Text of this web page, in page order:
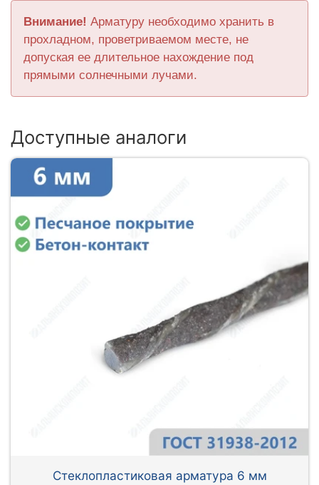
Внимание! Арматуру необходимо хранить в
прохладном, проветриваемом месте, не
допуская ее длительное нахождение под
прямыми солнечными лучами.
Доступные аналоги
Стеклопластиковая арматура 6 мм